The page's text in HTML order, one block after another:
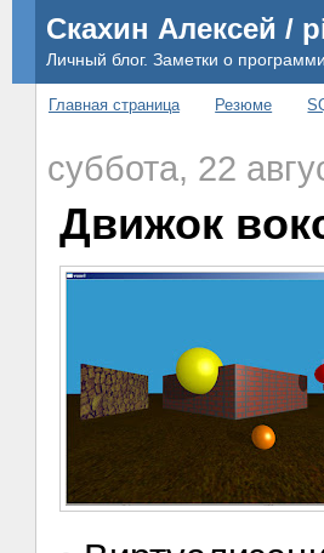
Скахин Алексей /
Личный блог. Заметки о
Главная страница Резюме
суббота, 22
Движок